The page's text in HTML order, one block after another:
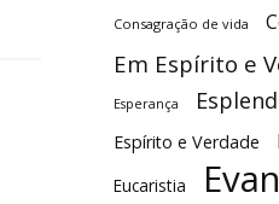
Consagração de vida
Em Espírito e
Esperança
Espírito e Verdade
Eucaristia